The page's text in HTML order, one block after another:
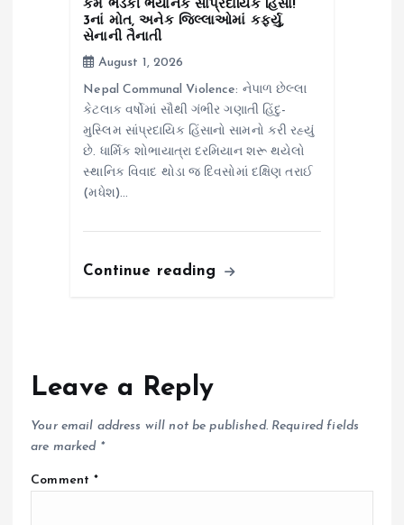
કેમ ભડકી ભયાનક સાંપ્રદાયિક હિંસા!
3નાં મોત, અનેક જિલ્લાઓમાં કર્ફ્યુ,
સેનાની તૈનાતી
August 1, 2026
Nepal Communal Violence: નેપાળ છેલ્લા
કેટલાક વર્ષોમાં સૌથી ગંભીર ગણાતી હિંદુ-
મુસ્લિમ સાંપ્રદાયિક હિંસાનો સામનો કરી રહ્યું
છે. ધાર્મિક શોભાયાત્રા દરમિયાન શરૂ થયેલો
સ્થાનિક વિવાદ થોડા જ દિવસોમાં દક્ષિણ તરાઈ
(મધેશ)…
Continue reading
Leave a Reply
Your email address will not be published. Required fields
are marked *
Comment*